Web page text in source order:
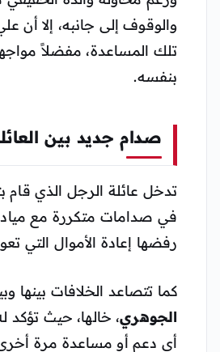
والوقوف إلى جانبه، إلا أن
تلك المساعدة، مفضلاً
بنفسه.
صدام جديد بين
تدخل عائلة الرجل الذي قام
في صدامات متكررة مع
رفضها إعادة الأموال التي
كما تتصاعد الخلافات بينها
الجوهري، خالها، حيث تؤكد
أي دعم أو مساعدة مرة